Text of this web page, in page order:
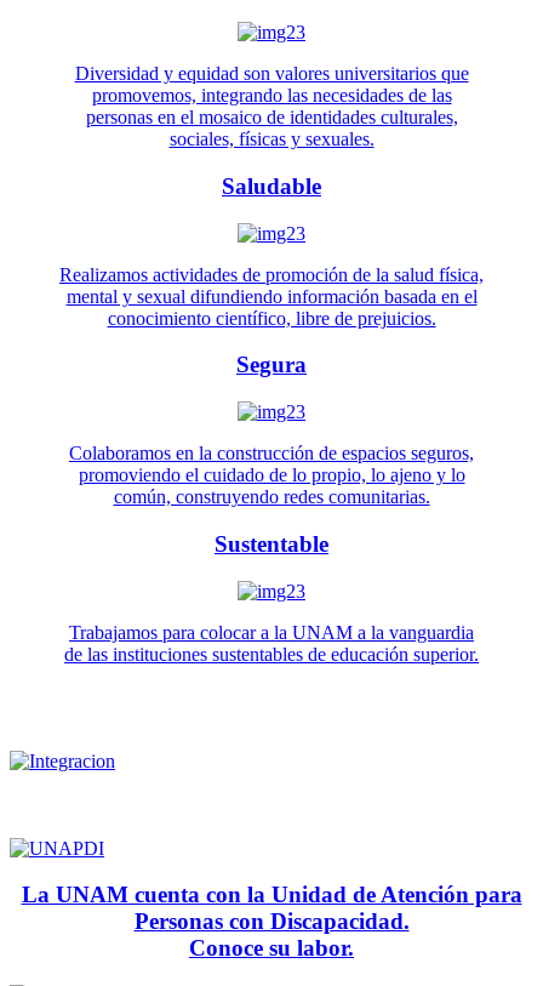
Diversidad y equidad son valores universitarios que
promovemos, integrando las necesidades de las
personas en el mosaico de identidades culturales,
sociales, físicas y sexuales.
Saludable
Realizamos actividades de promoción de la salud física,
mental y sexual difundiendo información basada en el
conocimiento científico, libre de prejuicios.
Segura
Colaboramos en la construcción de espacios seguros,
promoviendo el cuidado de lo propio, lo ajeno y lo
común, construyendo redes comunitarias.
Sustentable
Trabajamos para colocar a la UNAM a la vanguardia
de las instituciones sustentables de educación superior.
La UNAM cuenta con la Unidad de Atención para
Personas con Discapacidad.
Conoce su labor.